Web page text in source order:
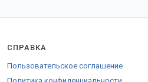
красителей и т.д.
Линейка ароматов – «Лимон»,
СПРАВКА
Пользовательское соглашение